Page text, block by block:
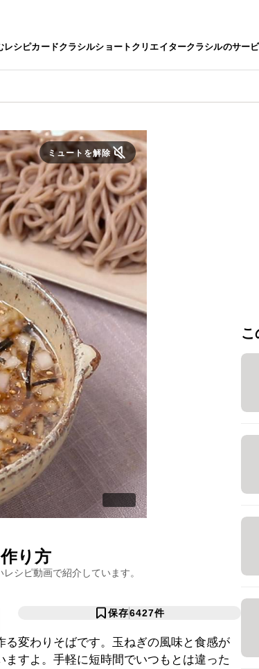
レシピカードクラシルショートクリエイタークラシルのサー
ミュートを解除
り方
シピ動画で紹介しています。
保存6427件
変わりそばです。玉ねぎの風味と食感が
すよ。手軽に短時間でいつもとは違った